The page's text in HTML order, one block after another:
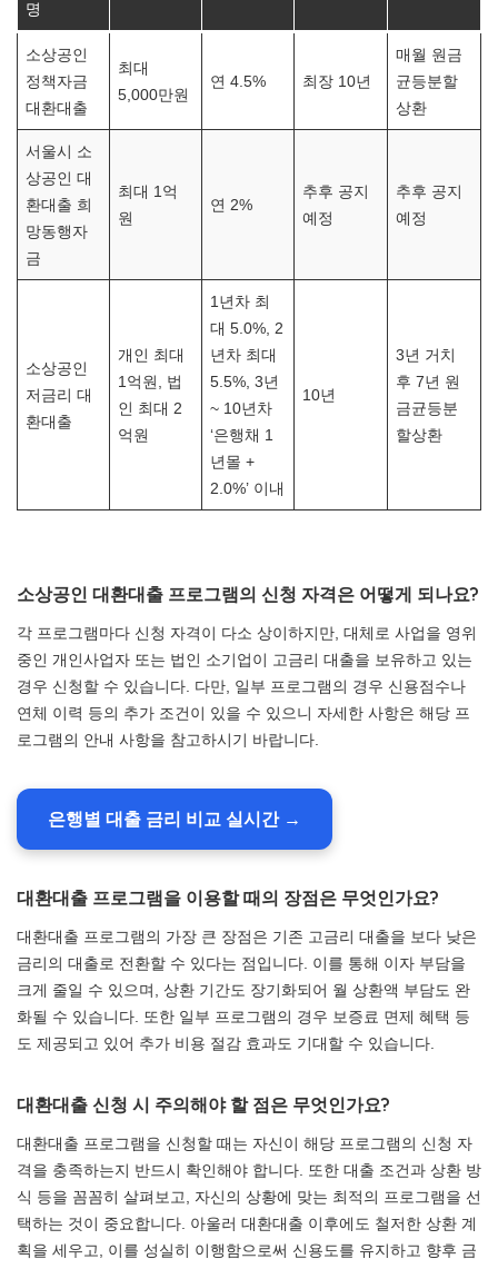
명
소상공인
정책자금
대환대출
최대
5,000만원
연 4.5% 최장 10년
매월 원금
균등분할
상환
서울시 소
상공인 대
환대출 희
망동행자
금
최대 1억
원
연 2%
추후 공지
예정
추후 공지
예정
소상공인
저금리 대
환대출
개인 최대
1억원, 법
인 최대 2
억원
1년차 최
대 5.0%, 2
년차 최대
5.5%, 3년
~ 10년차
‘은행채 1
년몰 +
2.0%’ 이내
10년
3년 거치
후 7년 원
금균등분
할상환
소상공인 대환대출 프로그램의 신청 자격은 어떻게 되나요?
각 프로그램마다 신청 자격이 다소 상이하지만, 대체로 사업을 영위
중인 개인사업자 또는 법인 소기업이 고금리 대출을 보유하고 있는
경우 신청할 수 있습니다. 다만, 일부 프로그램의 경우 신용점수나
연체 이력 등의 추가 조건이 있을 수 있으니 자세한 사항은 해당 프
로그램의 안내 사항을 참고하시기 바랍니다.
은행별 대출 금리 비교 실시간 →
대환대출 프로그램을 이용할 때의 장점은 무엇인가요?
대환대출 프로그램의 가장 큰 장점은 기존 고금리 대출을 보다 낮은
금리의 대출로 전환할 수 있다는 점입니다. 이를 통해 이자 부담을
크게 줄일 수 있으며, 상환 기간도 장기화되어 월 상환액 부담도 완
화될 수 있습니다. 또한 일부 프로그램의 경우 보증료 면제 혜택 등
도 제공되고 있어 추가 비용 절감 효과도 기대할 수 있습니다.
대환대출 신청 시 주의해야 할 점은 무엇인가요?
대환대출 프로그램을 신청할 때는 자신이 해당 프로그램의 신청 자
격을 충족하는지 반드시 확인해야 합니다. 또한 대출 조건과 상환 방
식 등을 꼼꼼히 살펴보고, 자신의 상황에 맞는 최적의 프로그램을 선
택하는 것이 중요합니다. 아울러 대환대출 이후에도 철저한 상환 계
획을 세우고, 이를 성실히 이행함으로써 신용도를 유지하고 향후 금